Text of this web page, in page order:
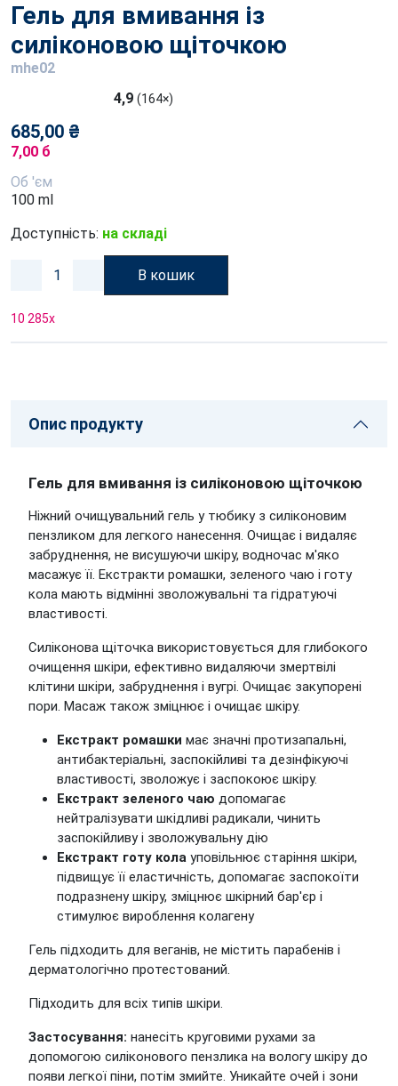
Гель для вмивання із
силіконовою щіточкою
mhe02
4,9 (164×)
685,00 ₴
7,00 б
Об 'єм
100 ml
Доступність: на складі
В кошик
10 285x
Опис продукту
Гель для вмивання із силіконовою щіточкою
Ніжний очищувальний гель у тюбику з силіконовим
пензликом для легкого нанесення. Очищає і видаляє
забруднення, не висушуючи шкіру, водночас м'яко
масажує її. Екстракти ромашки, зеленого чаю і готу
кола мають відмінні зволожувальні та гідратуючі
властивості.
Силіконова щіточка використовується для глибокого
очищення шкіри, ефективно видаляючи змертвілі
клітини шкіри, забруднення і вугрі. Очищає закупорені
пори. Масаж також зміцнює і очищає шкіру.
Екстракт ромашки має значні протизапальні,
антибактеріальні, заспокійливі та дезінфікуючі
властивості, зволожує і заспокоює шкіру.
Екстракт зеленого чаю допомагає
нейтралізувати шкідливі радикали, чинить
заспокійливу і зволожувальну дію
Eкстракт готу кола уповільнює старіння шкіри,
підвищує її еластичність, допомагає заспокоїти
подразнену шкіру, зміцнює шкірний бар'єр і
стимулює вироблення колагену
Гель підходить для веганів, не містить парабенів і
дерматологічно протестований.
Підходить для всіх типів шкіри.
Застосування: нанесіть круговими рухами за
допомогою силіконового пензлика на вологу шкіру до
появи легкої піни, потім змийте. Уникайте очей і зони